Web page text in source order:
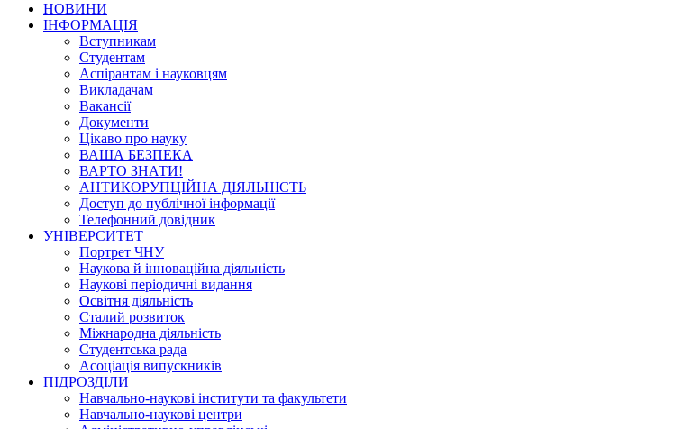
НОВИНИ
ІНФОРМАЦІЯ
Вступникам
Студентам
Аспірантам і науковцям
Викладачам
Вакансії
Документи
Цікаво про науку
ВАША БЕЗПЕКА
ВАРТО ЗНАТИ!
АНТИКОРУПЦІЙНА ДІЯЛЬНІСТЬ
Доступ до публічної інформації
Телефонний довідник
УНІВЕРСИТЕТ
Портрет ЧНУ
Наукова й інноваційна діяльність
Наукові періодичні видання
Освітня діяльність
Сталий розвиток
Міжнародна діяльність
Студентська рада
Асоціація випускників
ПІДРОЗДІЛИ
Навчально-наукові інститути та факультети
Навчально-наукові центри